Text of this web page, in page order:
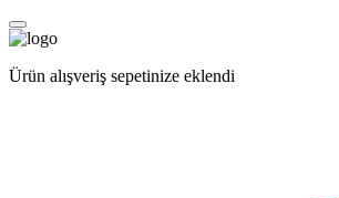
Ürün alışveriş sepetinize eklendi